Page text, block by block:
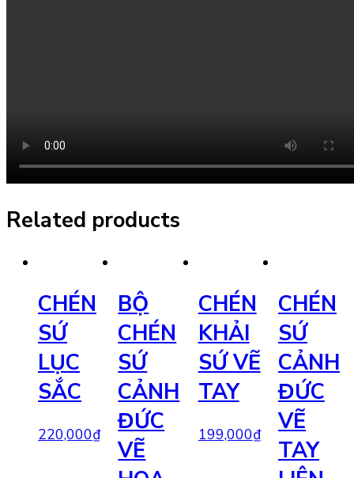
Related products
CHÉN
SỨ
LỤC
SẮC
220,000₫
BỘ
CHÉN
SỨ
CẢNH
ĐỨC
VẼ
CHÉN
KHẢI
SỨ VẼ
TAY
199,000₫
CHÉN
SỨ
CẢNH
ĐỨC
VẼ
TAY